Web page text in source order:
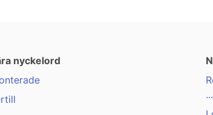
nyckelord
...